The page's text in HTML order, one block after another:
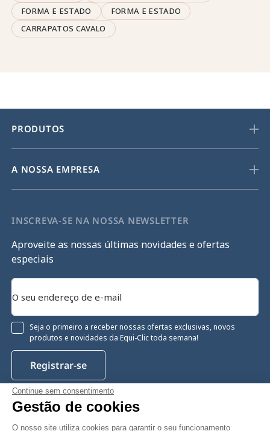
Continue sem consentimento
Gestão de cookies
O nosso site utiliza cookies para garantir o seu funcionamento
FORMA E ESTADO
FORMA E ESTADO
CARRAPATOS CAVALO
PRODUTOS
A NOSSA EMPRESA
INSCREVA-SE NA NOSSA NEWSLETTER
Aproveite as nossas últimas novidades e ofertas
especiais
Seja o primeiro a receber nossas ofertas exclusivas, novos
produtos e novidades da Equi-Clic toda semana!
Registrar-se
Facebook Twitter
YouTube
Pinterest
Instagram